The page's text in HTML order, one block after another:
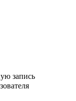
запись